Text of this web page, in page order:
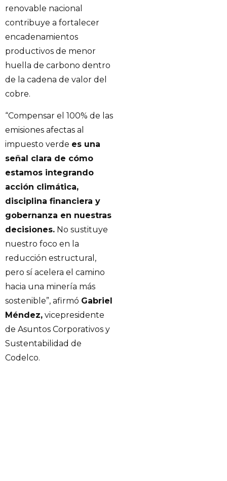
renovable nacional
contribuye a fortalecer
encadenamientos
productivos de menor
huella de carbono dentro
de la cadena de valor del
cobre.
“Compensar el 100% de las
emisiones afectas al
impuesto verde es una
señal clara de cómo
estamos integrando
acción climática,
disciplina financiera y
gobernanza en nuestras
decisiones. No sustituye
nuestro foco en la
reducción estructural,
pero sí acelera el camino
hacia una minería más
sostenible”, afirmó Gabriel
Méndez, vicepresidente
de Asuntos Corporativos y
Sustentabilidad de
Codelco.